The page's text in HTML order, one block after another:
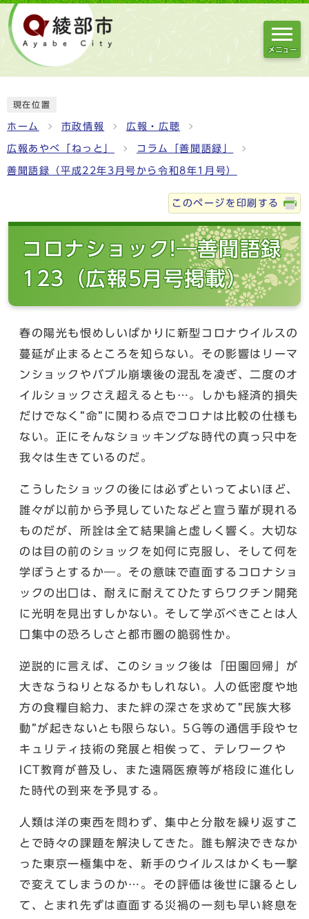
メニュー
現在位置
ホーム 市政情報 広報・広聴
広報あやべ「ねっと」 コラム「善聞語録」
善聞語録（平成22年3月号から令和8年1月号）
このページを印刷する
コロナショック!―善聞語録
123（広報5月号掲載）
春の陽光も恨めしいばかりに新型コロナウイルスの
蔓延が止まるところを知らない。その影響はリーマ
ンショックやバブル崩壊後の混乱を凌ぎ、二度のオ
イルショックさえ超えるとも…。しかも経済的損失
だけでなく”命”に関わる点でコロナは比較の仕様も
ない。正にそんなショッキングな時代の真っ只中を
我々は生きているのだ。
こうしたショックの後には必ずといってよいほど、
誰々が以前から予見していたなどと宣う輩が現れる
ものだが、所詮は全て結果論と虚しく響く。大切な
のは目の前のショックを如何に克服し、そして何を
学ぼうとするか―。その意味で直面するコロナショ
ックの出口は、耐えに耐えてひたすらワクチン開発
に光明を見出すしかない。そして学ぶべきことは人
口集中の恐ろしさと都市圏の脆弱性か。
逆説的に言えば、このショック後は「田園回帰」が
大きなうねりとなるかもしれない。人の低密度や地
方の食糧自給力、また絆の深さを求めて”民族大移
動”が起きないとも限らない。5G等の通信手段やセ
キュリティ技術の発展と相俟って、テレワークや
ICT教育が普及し、また遠隔医療等が格段に進化し
た時代の到来を予見する。
人類は洋の東西を問わず、集中と分散を繰り返すこ
とで時々の課題を解決してきた。誰も解決できなか
った東京一極集中を、新手のウイルスはかくも一撃
で変えてしまうのか…。その評価は後世に譲るとし
て、とまれ先ずは直面する災禍の一刻も早い終息を